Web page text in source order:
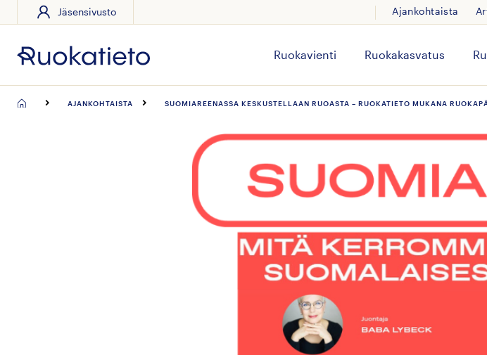
sisältöön
Jäsensivusto Ajankohtaista
Ruokavienti Ruokakasvatus
AJANKOHTAISTA SUOMIAREENASSA KESKUSTELLAAN RUOASTA – RUOKATIETO MUKANA